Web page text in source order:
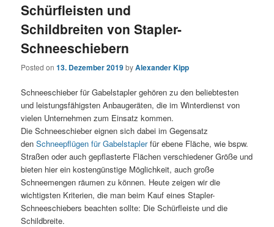
Schürfleisten und
Schildbreiten von Stapler-
Schneeschiebern
Posted on13. Dezember 2019byAlexander Kipp
Schneeschieber für Gabelstapler gehören zu den beliebtesten
und leistungsfähigsten Anbaugeräten, die im Winterdienst von
vielen Unternehmen zum Einsatz kommen.
Die Schneeschieber eignen sich dabei im Gegensatz
denSchneepflügen für Gabelstaplerfür ebene Fläche, wie bspw.
Straßen oder auch gepflasterte Flächen verschiedener Größe und
bieten hier ein kostengünstige Möglichkeit, auch große
Schneemengen räumen zu können. Heute zeigen wir die
wichtigsten Kriterien, die man beim Kauf eines Stapler-
Schneeschiebers beachten sollte: Die Schürfleiste und die
Schildbreite.